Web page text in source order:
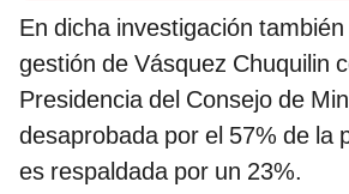
En dicha investigación
gestión de Vásquez Chuquilin
Presidencia del Consejo de
desaprobada por el 57% de la
es respaldada por un 23%.